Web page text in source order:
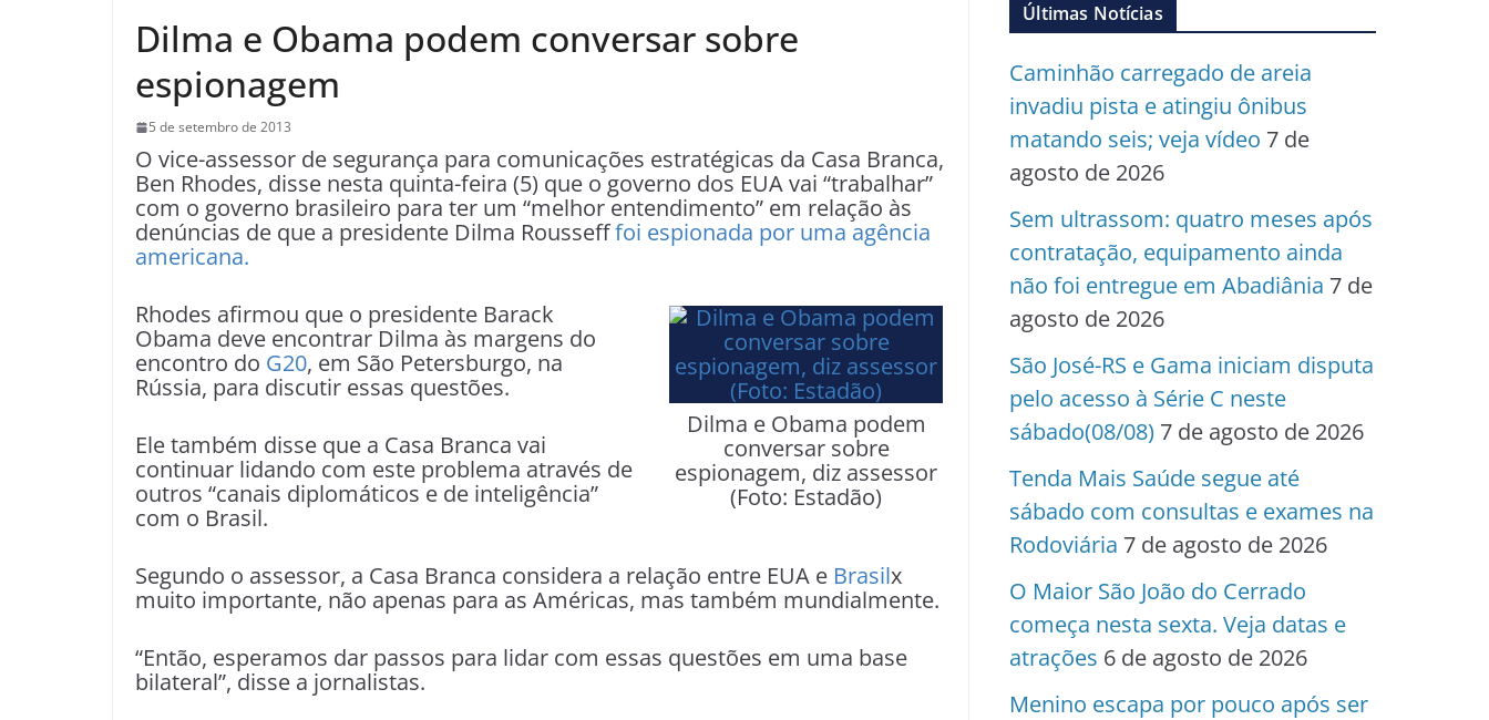
Dilma e Obama podem conversar sobre
espionagem
5 de setembro de 2013
O vice-assessor de segurança para comunicações estratégicas da Casa Branca,
Ben Rhodes, disse nesta quinta-feira (5) que o governo dos EUA vai “trabalhar”
com o governo brasileiro para ter um “melhor entendimento” em relação às
denúncias de que a presidente Dilma Roussefffoi espionada por uma agência
americana.
Dilma e Obama podem
conversar sobre
espionagem, diz assessor
(Foto: Estadão)
Rhodes afirmou que o presidente Barack
Obama deve encontrar Dilma às margens do
encontro do G20, em São Petersburgo, na
Rússia, para discutir essas questões.
Ele também disse que a Casa Branca vai
continuar lidando com este problema através de
outros “canais diplomáticos e de inteligência”
com o Brasil.
Segundo o assessor, a Casa Branca considera a relação entre EUA e Brasilx
muito importante, não apenas para as Américas, mas também mundialmente.
“Então, esperamos dar passos para lidar com essas questões em uma base
bilateral”, disse a jornalistas.
Últimas Notícias
Caminhão carregado de areia
invadiu pista e atingiu ônibus
matando seis; veja vídeo 7 de
agosto de 2026
Sem ultrassom: quatro meses após
contratação, equipamento ainda
não foi entregue em Abadiânia 7 de
agosto de 2026
São José-RS e Gama iniciam disputa
pelo acesso à Série C neste
sábado(08/08) 7 de agosto de 2026
Tenda Mais Saúde segue até
sábado com consultas e exames na
Rodoviária 7 de agosto de 2026
O Maior São João do Cerrado
começa nesta sexta. Veja datas e
atrações 6 de agosto de 2026
Menino escapa por pouco após ser